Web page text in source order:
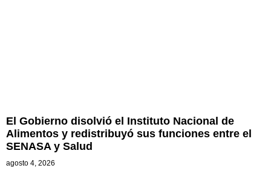
El Gobierno disolvió el Instituto Nacional de
Alimentos y redistribuyó sus funciones entre el
SENASA y Salud
agosto 4, 2026